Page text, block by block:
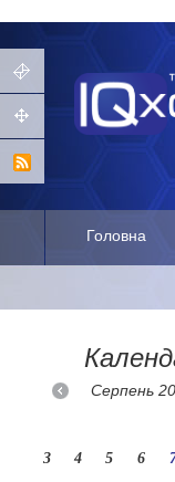
Головна
Серпень
3
4 5 6